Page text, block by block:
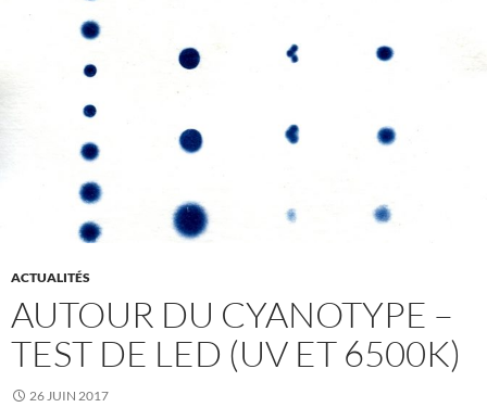
ACTUALITÉS
AUTOUR DU CYANOTYPE –
TEST DE LED (UV ET 6500K)
26 JUIN 2017